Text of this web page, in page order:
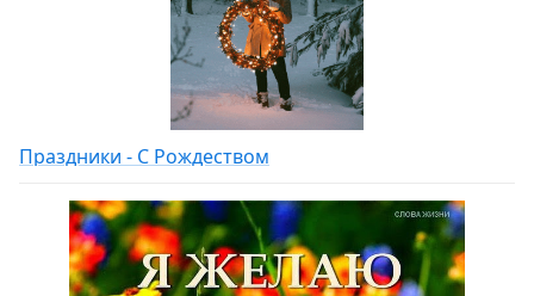
Праздники - С Рождеством